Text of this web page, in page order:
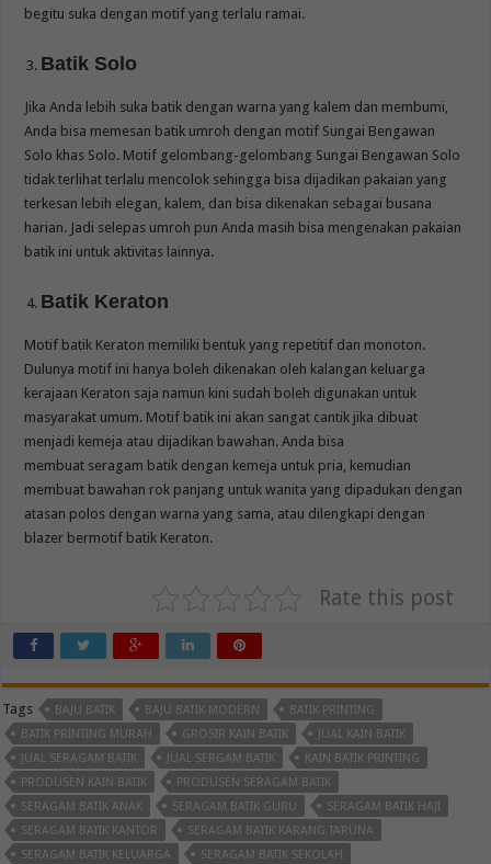
begitu suka dengan motif yang terlalu ramai.
Batik Solo
Jika Anda lebih suka batik dengan warna yang kalem dan membumi,
Anda bisa memesan batik umroh dengan motif Sungai Bengawan
Solo khas Solo. Motif gelombang-gelombang Sungai Bengawan Solo
tidak terlihat terlalu mencolok sehingga bisa dijadikan pakaian yang
terkesan lebih elegan, kalem, dan bisa dikenakan sebagai busana
harian. Jadi selepas umroh pun Anda masih bisa mengenakan pakaian
batik ini untuk aktivitas lainnya.
Batik Keraton
Motif batik Keraton memiliki bentuk yang repetitif dan monoton.
Dulunya motif ini hanya boleh dikenakan oleh kalangan keluarga
kerajaan Keraton saja namun kini sudah boleh digunakan untuk
masyarakat umum. Motif batik ini akan sangat cantik jika dibuat
menjadi kemeja atau dijadikan bawahan. Anda bisa
membuat seragam batik dengan kemeja untuk pria, kemudian
membuat bawahan rok panjang untuk wanita yang dipadukan dengan
atasan polos dengan warna yang sama, atau dilengkapi dengan
blazer bermotif batik Keraton.
Rate this post
Tags BAJU BATIK BAJU BATIK MODERN
BATIK PRINTING
BATIK PRINTING MURAH
GROSIR KAIN BATIK
JUAL KAIN BATIK
JUAL SERAGAM BATIK
JUAL SERGAM BATIK
KAIN BATIK PRINTING
PRODUSEN KAIN BATIK
PRODUSEN SERAGAM BATIK
SERAGAM BATIK ANAK
SERAGAM BATIK GURU
SERAGAM BATIK HAJI
SERAGAM BATIK KANTOR
SERAGAM BATIK KARANG TARUNA
SERAGAM BATIK KELUARGA
SERAGAM BATIK SEKOLAH